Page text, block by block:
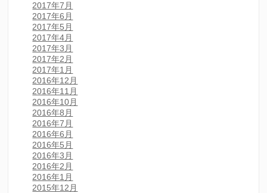
2017年7月
2017年6月
2017年5月
2017年4月
2017年3月
2017年2月
2017年1月
2016年12月
2016年11月
2016年10月
2016年8月
2016年7月
2016年6月
2016年5月
2016年3月
2016年2月
2016年1月
2015年12月